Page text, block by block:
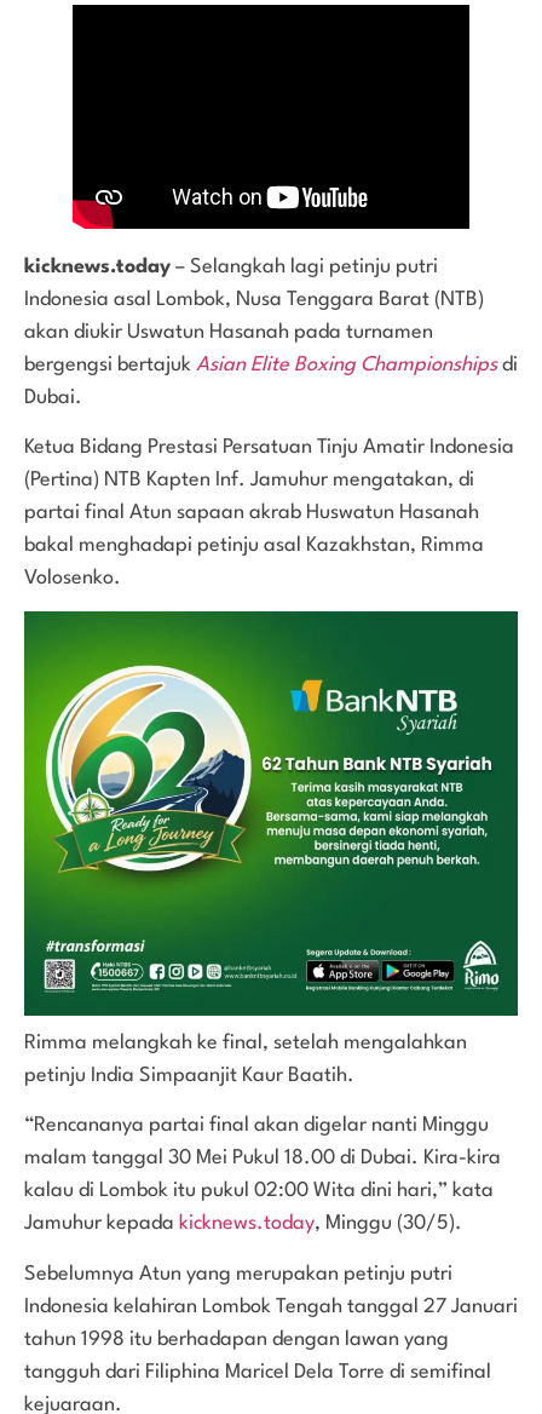
kicknews.today – Selangkah lagi petinju putri
Indonesia asal Lombok, Nusa Tenggara Barat (NTB)
akan diukir Uswatun Hasanah pada turnamen
bergengsi bertajuk Asian Elite Boxing Championshipsdi
Dubai.
Ketua Bidang Prestasi Persatuan Tinju Amatir Indonesia
(Pertina) NTB Kapten Inf. Jamuhur mengatakan, di
partai final Atun sapaan akrab Huswatun Hasanah
bakal menghadapi petinju asal Kazakhstan, Rimma
Volosenko.
Rimma melangkah ke final, setelah mengalahkan
petinju India Simpaanjit Kaur Baatih.
“Rencananya partai final akan digelar nanti Minggu
malam tanggal 30 Mei Pukul 18.00 di Dubai. Kira-kira
kalau di Lombok itu pukul 02:00 Wita dini hari,” kata
Jamuhur kepada kicknews.today, Minggu (30/5).
Sebelumnya Atun yang merupakan petinju putri
Indonesia kelahiran Lombok Tengah tanggal 27 Januari
tahun 1998 itu berhadapan dengan lawan yang
tangguh dari Filiphina Maricel Dela Torre di semifinal
kejuaraan.